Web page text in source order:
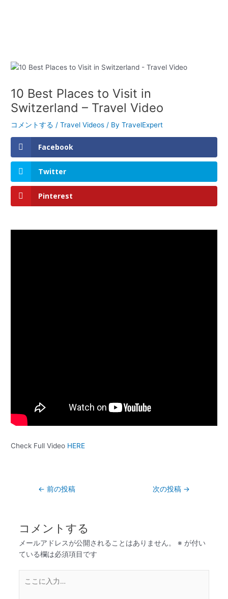
10 Best Places to Visit in
Switzerland – Travel Video
コメントする /Travel Videos / ByTravelExpert
Facebook
Twitter
Pinterest
Check Full Video HERE
← 前の投稿 次の投稿 →
コメントする
メールアドレスが公開されることはありません。 ※ が付い
ている欄は必須項目です